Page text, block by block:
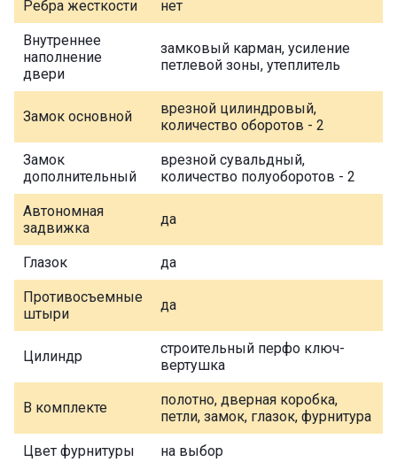
Ребра жесткости нет
Внутреннее
наполнение
двери
замковый карман, усиление
петлевой зоны, утеплитель
Замок основной
врезной цилиндровый,
количество оборотов - 2
Замок
дополнительный
врезной сувальдный,
количество полуоборотов - 2
Автономная
задвижка
да
Глазок да
Противосъемные
штыри
да
Цилиндр
строительный перфо ключ-
вертушка
В комплекте
полотно, дверная коробка,
петли, замок, глазок, фурнитура
Цвет фурнитуры на выбор